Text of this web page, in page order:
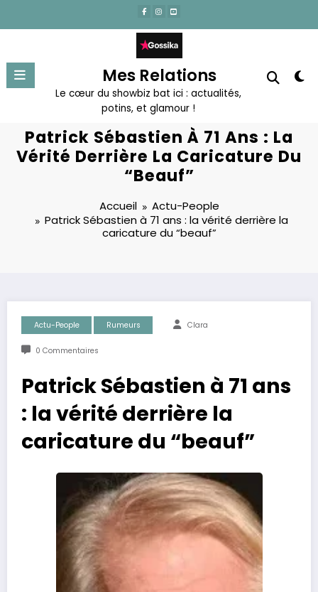
contenu
Mes Relations
Le cœur du showbiz bat ici : actualités,
potins, et glamour !
Patrick Sébastien À 71 Ans : La
Vérité Derrière La Caricature Du
“beauf”
Accueil
Actu-People
Patrick Sébastien à 71 ans : la vérité derrière la
caricature du “beauf”
Actu-People Rumeurs Clara
0 Commentaires
Patrick Sébastien à 71 ans
: la vérité derrière la
caricature du “beauf”